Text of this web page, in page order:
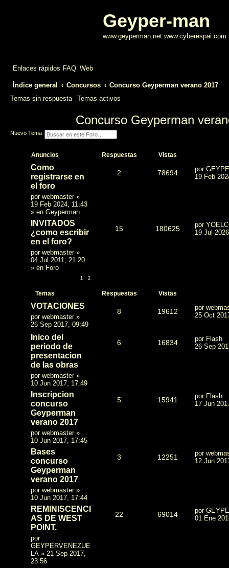
Geyper-man
www.geyperman.net www.cyberespai.com
Enlaces rápidos FAQ Web
Índice general Concursos
Concurso Geyperman verano 2017
Temas sin respuesta
Temas activos
Concurso Geyperman
Nuevo Tema B
u
a
B
ú
u
d
a
a
v
n
z
a
Anuncios Respuestas Vistas
Como
registrarse en
el foro
por webmaster»
19 Feb 2024, 11:43
» en Geyperman
2 78694 por
19 Feb
INVITADOS
¿como escribir
en el foro?
por webmaster»
04 Jul 2011, 21:20
» en Foro
1 2
15 180625 por
19 Jul
Temas Respuestas Vistas
VOTACIONES
por webmaster»
26 Sep 2017, 09:49
8 19612 por
25 Oct
Inico del
periodo de
presentacion
de las obras
por webmaster»
10 Jun 2017, 17:49
6 16834 por Flash
26 Sep
Inscripcion
concurso
Geyperman
verano 2017
por webmaster»
10 Jun 2017, 17:45
5 15941 por Flash
17 Jun
Bases
concurso
Geyperman
verano 2017
por webmaster»
10 Jun 2017, 17:44
3 12251 por
12 Jun
REMINISCENCI
AS DE WEST
POINT.
por
GEYPERVENEZUE
LA » 21 Sep 2017,
23:56
22 69014 por
01 Ene